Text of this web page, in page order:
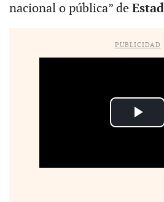
nacional o pública” de
PUBLICIDAD